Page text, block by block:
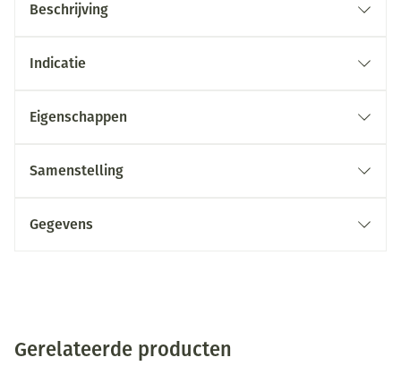
Beschrijving
Indicatie
Eigenschappen
Samenstelling
Gegevens
Gerelateerde producten